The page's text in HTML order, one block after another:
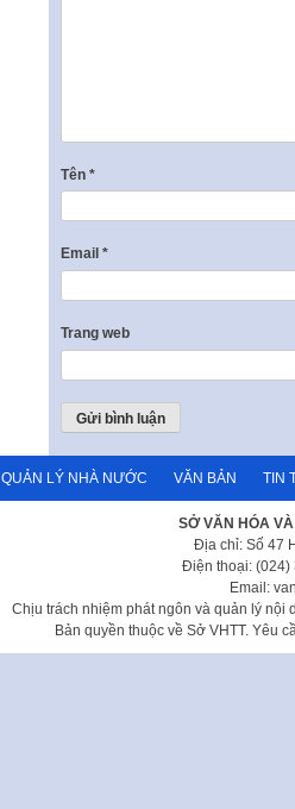
Tên *
Email *
Trang web
QUẢN LÝ NHÀ NƯỚC VĂN BẢN TIN
SỞ VĂN HÓA
Địa chỉ: Số 47
Điện thoại: (024)
Email:
Chịu trách nhiệm phát ngôn và quản lý nội
Bản quyền thuộc về Sở VHTT. Yêu